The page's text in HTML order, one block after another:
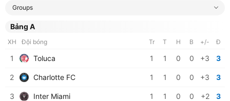
Groups
Bảng A
XH Đội bóng Tr T H B +/- Đ
1 Toluca 1 1 0 0 +3 3
2 Charlotte FC 1 1 0 0 +3 3
3 Inter Miami 1 1 0 0 +2 3